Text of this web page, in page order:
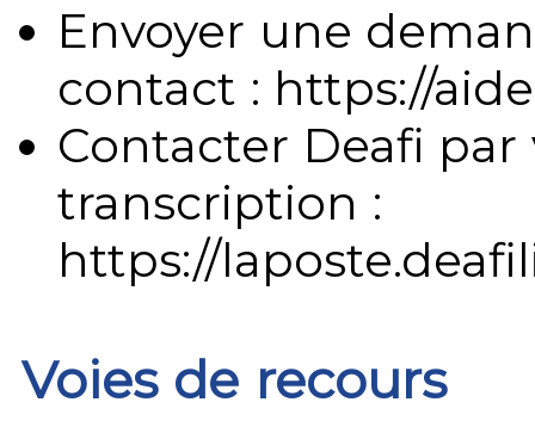
Envoyer une
contact : https://
Contacter Deafi
transcription :
https://
Voies de recours